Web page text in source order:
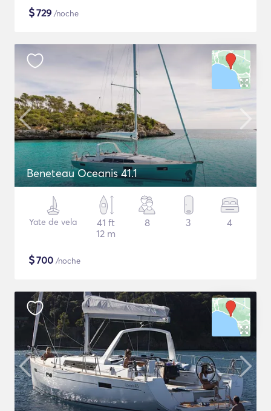
$729 /noche
Beneteau Oceanis 41.1
Yate de vela
41 ft
12 m
8 3 4
$700 /noche